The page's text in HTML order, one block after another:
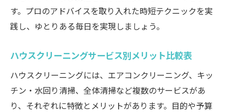
す。プロのアドバイスを取り入れた時短テクニックを実
践し、ゆとりある毎日を実現しましょう。
ハウスクリーニングサービス別メリット比較表
ハウスクリーニングには、エアコンクリーニング、キッ
チン・水回り清掃、全体清掃など複数のサービスがあ
り、それぞれに特徴とメリットがあります。目的や予算